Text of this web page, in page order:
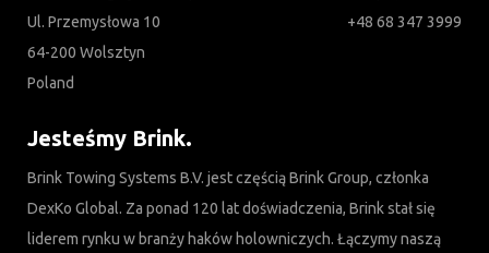
Ul. Przemysłowa 10
64-200 Wolsztyn
Poland
+48 68 347 3999
Jesteśmy Brink.
Brink Towing Systems B.V. jest częścią Brink Group, członka
DexKo Global. Za ponad 120 lat doświadczenia, Brink stał się
liderem rynku w branży haków holowniczych. Łączymy naszą